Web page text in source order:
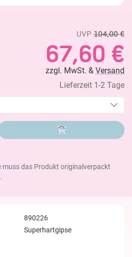
UVP 104,00 €
67,60 €
zzgl. MwSt. & Versand
Lieferzeit 1-2 Tage
muss das Produkt originalverpackt
890226
Superhartgipse